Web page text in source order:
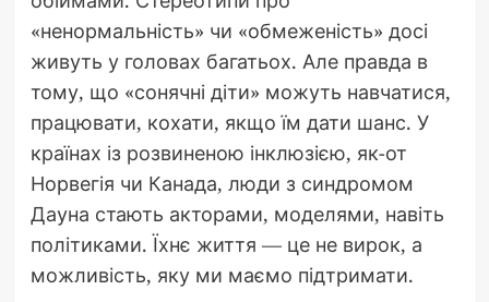
«ненормальність» чи «обмеженість» досі
живуть у головах багатьох. Але правда в
тому, що «сонячні діти» можуть навчатися,
працювати, кохати, якщо їм дати шанс. У
країнах із розвиненою інклюзією, як-от
Норвегія чи Канада, люди з синдромом
Дауна стають акторами, моделями, навіть
політиками. Їхнє життя — це не вирок, а
можливість, яку ми маємо підтримати.